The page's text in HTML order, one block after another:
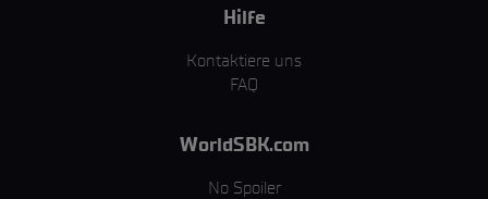
Hilfe
Kontaktiere uns
FAQ
WorldSBK.com
No Spoiler